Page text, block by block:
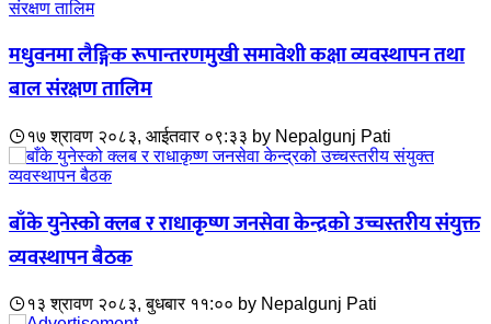
मधुवनमा लैङ्गिक रूपान्तरणमुखी समावेशी कक्षा व्यवस्थापन तथा
बाल संरक्षण तालिम
१७ श्रावण २०८३, आईतवार ०९:३३ by Nepalgunj Pati
बाँके युनेस्को क्लब र राधाकृष्ण जनसेवा केन्द्रको उच्चस्तरीय संयुक्त
व्यवस्थापन बैठक
१३ श्रावण २०८३, बुधबार ११:०० by Nepalgunj Pati